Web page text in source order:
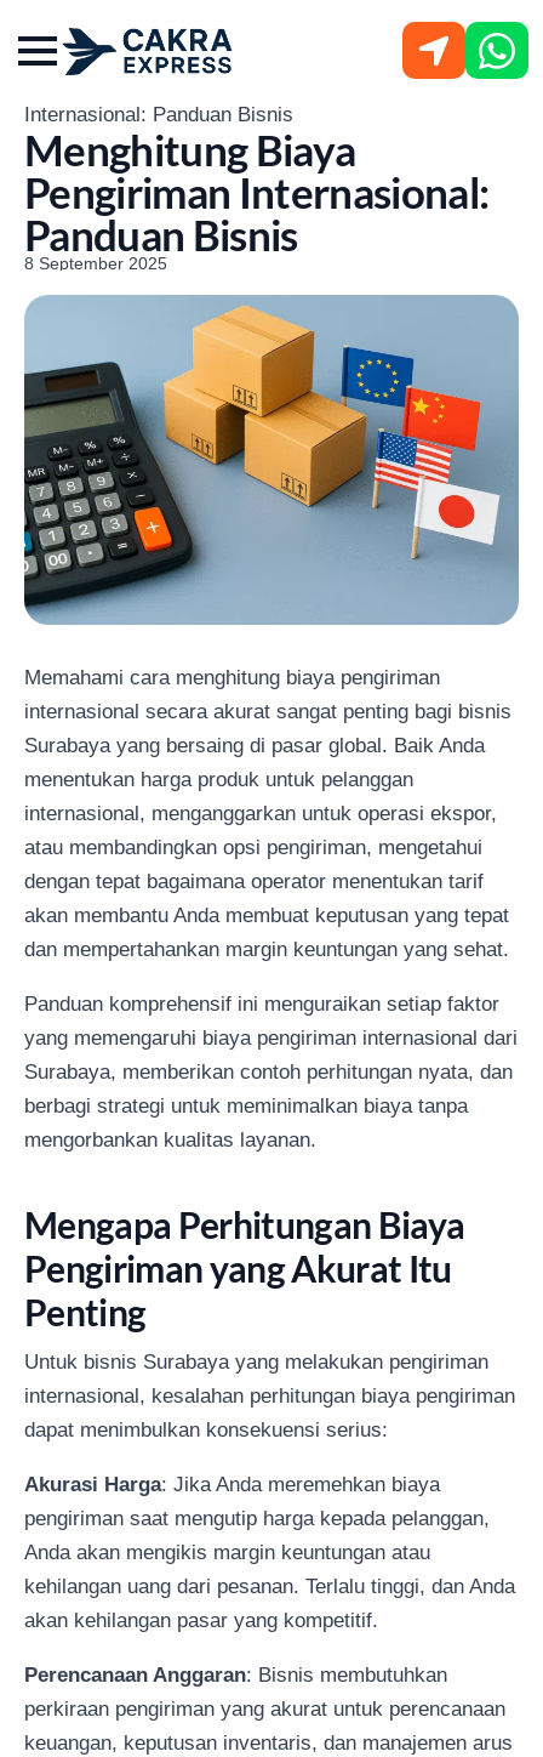
Menghitung Biaya Pengiriman
Internasional: Panduan Bisnis
Menghitung Biaya
Pengiriman Internasional:
Panduan Bisnis
8 September 2025
Memahami cara menghitung biaya pengiriman
internasional secara akurat sangat penting bagi bisnis
Surabaya yang bersaing di pasar global. Baik Anda
menentukan harga produk untuk pelanggan
internasional, menganggarkan untuk operasi ekspor,
atau membandingkan opsi pengiriman, mengetahui
dengan tepat bagaimana operator menentukan tarif
akan membantu Anda membuat keputusan yang tepat
dan mempertahankan margin keuntungan yang sehat.
Panduan komprehensif ini menguraikan setiap faktor
yang memengaruhi biaya pengiriman internasional dari
Surabaya, memberikan contoh perhitungan nyata, dan
berbagi strategi untuk meminimalkan biaya tanpa
mengorbankan kualitas layanan.
Mengapa Perhitungan Biaya
Pengiriman yang Akurat Itu
Penting
Untuk bisnis Surabaya yang melakukan pengiriman
internasional, kesalahan perhitungan biaya pengiriman
dapat menimbulkan konsekuensi serius:
Akurasi Harga: Jika Anda meremehkan biaya
pengiriman saat mengutip harga kepada pelanggan,
Anda akan mengikis margin keuntungan atau
kehilangan uang dari pesanan. Terlalu tinggi, dan Anda
akan kehilangan pasar yang kompetitif.
Perencanaan Anggaran: Bisnis membutuhkan
perkiraan pengiriman yang akurat untuk perencanaan
keuangan, keputusan inventaris, dan manajemen arus